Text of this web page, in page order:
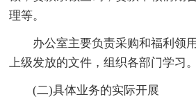
理等。
办公室主要负责采购和福利领
上级发放的文件，组织各部门学习。
(二)具体业务的实际开展